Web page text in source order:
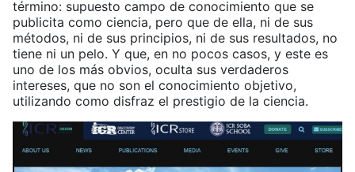
término: supuesto campo de conocimiento que se
publicita como ciencia, pero que de ella, ni de sus
métodos, ni de sus principios, ni de sus resultados, no
tiene ni un pelo. Y que, en no pocos casos, y este es
uno de los más obvios, oculta sus verdaderos
intereses, que no son el conocimiento objetivo,
utilizando como disfraz el prestigio de la ciencia.